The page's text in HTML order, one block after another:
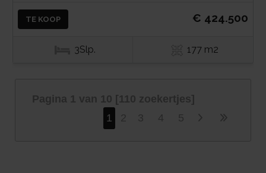
TE KOOP € 424.500
3Slp. 177 m2
Pagina 1 van 10 [110 zoekertjes]
1
2 3 4 5